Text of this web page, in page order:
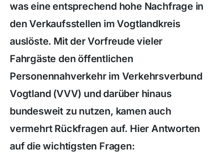
was eine entsprechend hohe Nachfrage in
den Verkaufsstellen im Vogtlandkreis
auslöste. Mit der Vorfreude vieler
Fahrgäste den öffentlichen
Personennahverkehr im Verkehrsverbund
Vogtland (VVV) und darüber hinaus
bundesweit zu nutzen, kamen auch
vermehrt Rückfragen auf. Hier Antworten
auf die wichtigsten Fragen: